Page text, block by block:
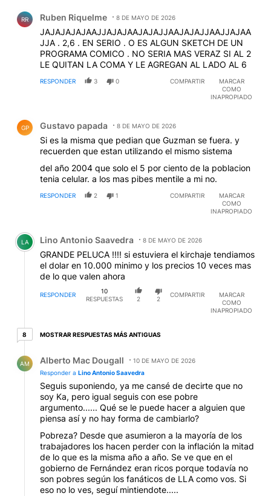
RR Ruben Riquelme 8 DE MAYO DE 2026
JAJAJAJAJAAJJAJAJAAJAJAJJAAJAJAJJAAJJAJAA
JJA . 2,6 . EN SERIO . O ES ALGUN SKETCH DE UN
PROGRAMA COMICO . NO SERIA MAS VERAZ SI AL 2
LE QUITAN LA COMA Y LE AGREGAN AL LADO AL 6
RESPONDER 3 0 COMPARTIR
MARCAR
COMO
INAPROPIADO
GP Gustavo papada 8 DE MAYO DE 2026
Si es la misma que pedian que Guzman se fuera. y
recuerden que estan utilizando el mismo sistema
del año 2004 que solo el 5 por ciento de la poblacion
tenia celular. a los mas pibes mentile a mi no.
RESPONDER 2 1 COMPARTIR
MARCAR
COMO
INAPROPIADO
Comentario de Lino Antonio Saavedra.
LA Lino Antonio Saavedra 8 DE MAYO DE 2026
GRANDE PELUCA !!!! si estuviera el kirchaje tendiamos
el dolar en 10.000 minimo y los precios 10 veces mas
de lo que valen ahora
RESPONDER
10
RESPUESTAS
2 2
COMPARTIR
MARCAR
COMO
INAPROPIADO
88 respuestas más antiguas
MOSTRAR RESPUESTAS MÁS ANTIGUAS
AM Alberto Mac Dougall
10 DE MAYO DE 2026
Responder a Lino Antonio Saavedra
Seguis suponiendo, ya me cansé de decirte que no
soy Ka, pero igual seguis con ese pobre
argumento...... Qué se le puede hacer a alguien que
piensa así y no hay forma de cambiarlo?
Pobreza? Desde que asumieron a la mayoría de los
trabajadores los hacen perder con la inflación la mitad
de lo que es la misma año a año. Se ve que en el
gobierno de Fernández eran ricos porque todavía no
son pobres según los fanáticos de LLA como vos. Si
eso no lo ves, seguí mintiendote.....